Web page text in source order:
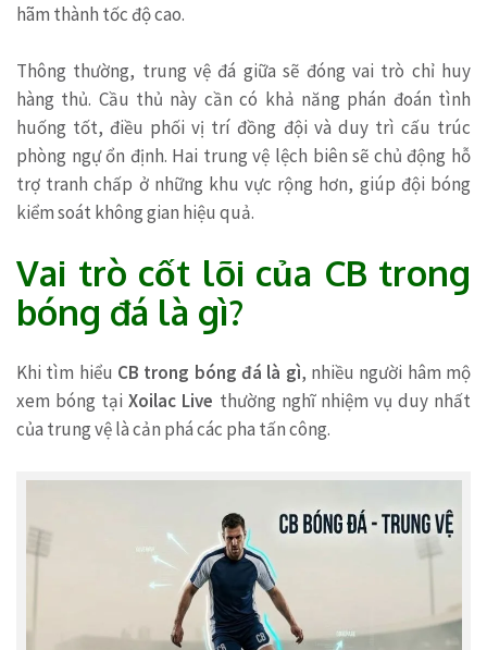
hãm thành tốc độ cao.
Thông thường, trung vệ đá giữa sẽ đóng vai trò chỉ huy
hàng thủ. Cầu thủ này cần có khả năng phán đoán tình
huống tốt, điều phối vị trí đồng đội và duy trì cấu trúc
phòng ngự ổn định. Hai trung vệ lệch biên sẽ chủ động hỗ
trợ tranh chấp ở những khu vực rộng hơn, giúp đội bóng
kiểm soát không gian hiệu quả.
Vai trò cốt lõi của CB trong
bóng đá là gì?
Khi tìm hiểu CB trong bóng đá là gì, nhiều người hâm mộ
xem bóng tạiXoilac Live thường nghĩ nhiệm vụ duy nhất
của trung vệ là cản phá các pha tấn công.